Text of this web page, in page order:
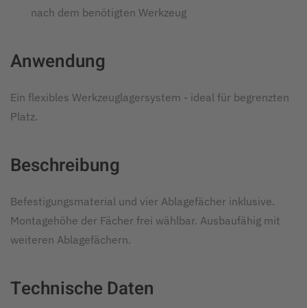
nach dem benötigten Werkzeug
Anwendung
Ein flexibles Werkzeuglagersystem - ideal für begrenzten
Platz.
Beschreibung
Befestigungsmaterial und vier Ablagefächer inklusive.
Montagehöhe der Fächer frei wählbar. Ausbaufähig mit
weiteren Ablagefächern.
Technische Daten